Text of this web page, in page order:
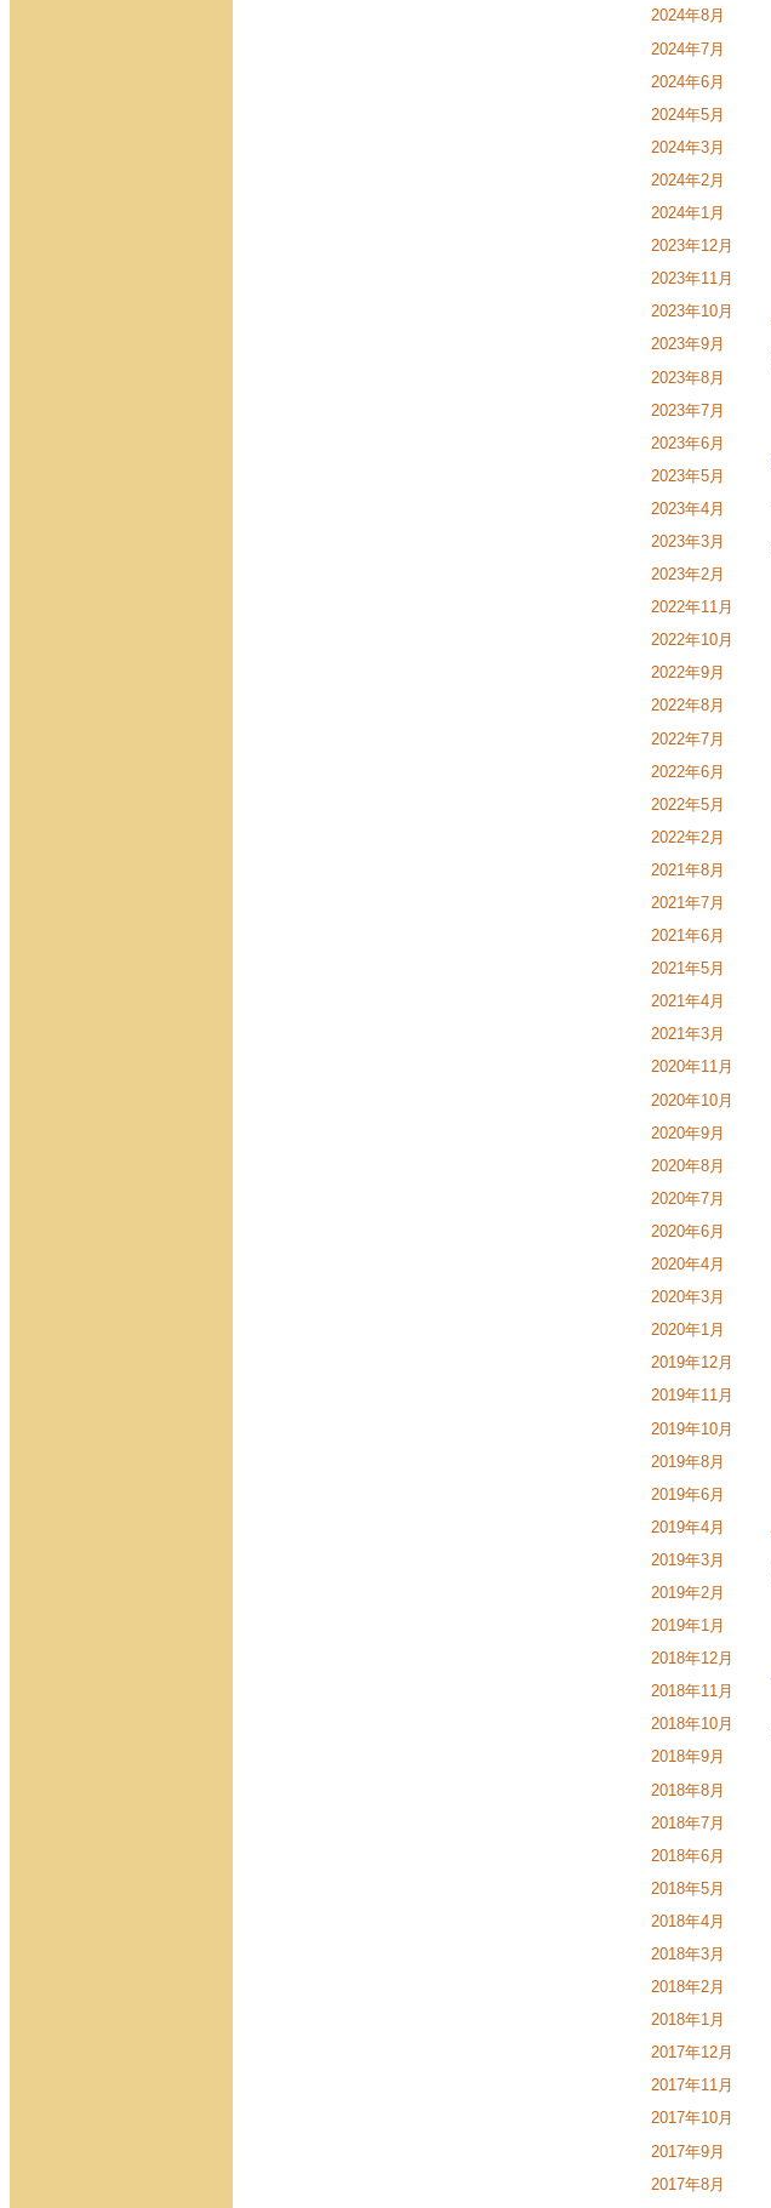
2024年8月
2024年7月
2024年6月
2024年5月
2024年3月
2024年2月
2024年1月
2023年12月
2023年11月
2023年10月
2023年9月
2023年8月
2023年7月
2023年6月
2023年5月
2023年4月
2023年3月
2023年2月
2022年11月
2022年10月
2022年9月
2022年8月
2022年7月
2022年6月
2022年5月
2022年2月
2021年8月
2021年7月
2021年6月
2021年5月
2021年4月
2021年3月
2020年11月
2020年10月
2020年9月
2020年8月
2020年7月
2020年6月
2020年4月
2020年3月
2020年1月
2019年12月
2019年11月
2019年10月
2019年8月
2019年6月
2019年4月
2019年3月
2019年2月
2019年1月
2018年12月
2018年11月
2018年10月
2018年9月
2018年8月
2018年7月
2018年6月
2018年5月
2018年4月
2018年3月
2018年2月
2018年1月
2017年12月
2017年11月
2017年10月
2017年9月
2017年8月